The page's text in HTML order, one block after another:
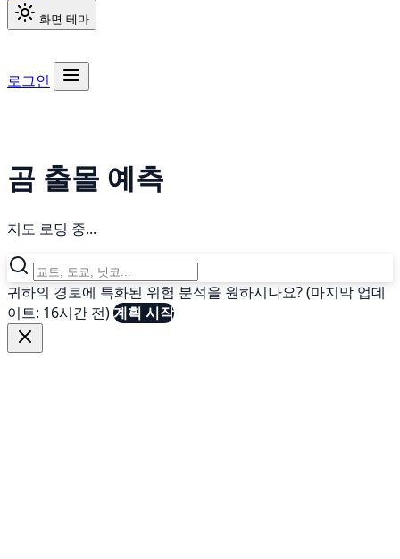
화면 테마
로그인
곰 출몰 예측
지도 로딩 중...
귀하의 경로에 특화된 위험 분석을 원하시나요? (마지막 업데
이트: 16시간 전)계획 시작